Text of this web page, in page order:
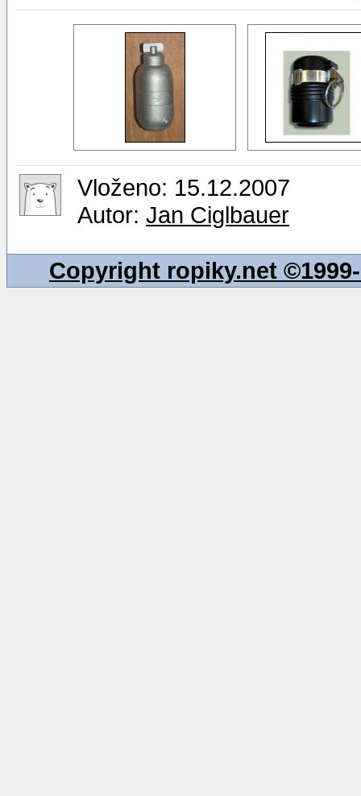
Vloženo: 15.12.2007
Autor: Jan Ciglbauer
Copyright ropiky.net